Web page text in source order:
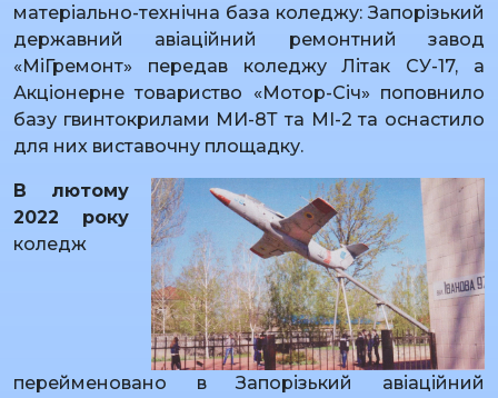
матеріально-технічна база коледжу: Запорізький
державний авіаційний ремонтний завод
«МіГремонт» передав коледжу Літак СУ-17, а
Акціонерне товариство «Мотор-Січ» поповнило
базу гвинтокрилами МИ-8Т та МІ-2 та оснастило
для них виставочну площадку.
В лютому
2022 року
коледж
перейменовано в Запорізький авіаційний